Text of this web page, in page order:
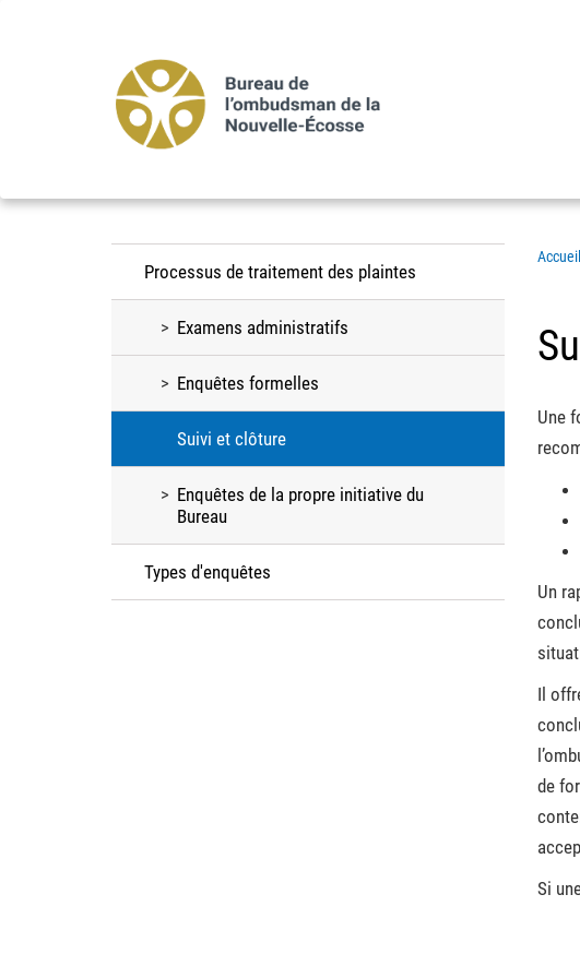
Accueil
Une
Un
Il
de
Si
Processus de traitement des plaintes
Examens administratifs
Enquêtes formelles
Suivi et clôture
Enquêtes de la propre initiative du
Bureau
Types d'enquêtes